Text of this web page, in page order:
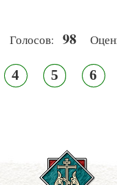
Голосов: 98
4 5 6